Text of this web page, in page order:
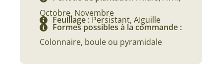
Octobre, Novembre
Feuillage :Persistant, AIguille
Formes possibles à la commande :
Colonnaire, boule ou pyramidale